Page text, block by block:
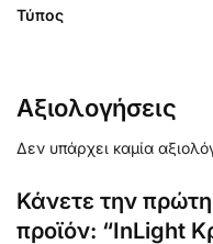
Τύπος
Αξιολογήσεις
Δεν υπάρχει καμία
Κάνετε την
προϊόν: “InLight